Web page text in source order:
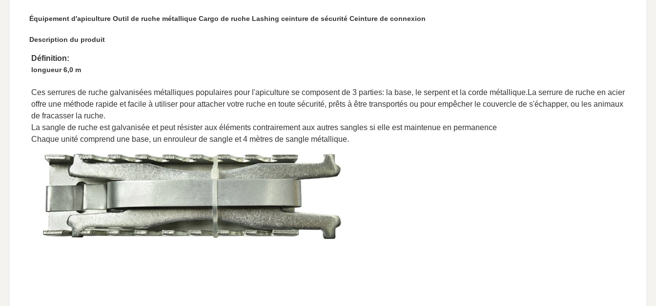
Équipement d'apiculture Outil de ruche métallique Cargo de ruche Lashing ceinture de sécurité Ceinture de connexion
Description du produit
Définition:
longueur 6,0 m
Ces serrures de ruche galvanisées métalliques populaires pour l'apiculture se composent de 3 parties: la base, le serpent et la corde métallique.La serrure de ruche en acier
offre une méthode rapide et facile à utiliser pour attacher votre ruche en toute sécurité, prêts à être transportés ou pour empêcher le couvercle de s'échapper, ou les animaux
de fracasser la ruche.
La sangle de ruche est galvanisée et peut résister aux éléments contrairement aux autres sangles si elle est maintenue en permanence
Chaque unité comprend une base, un enrouleur de sangle et 4 mètres de sangle métallique.